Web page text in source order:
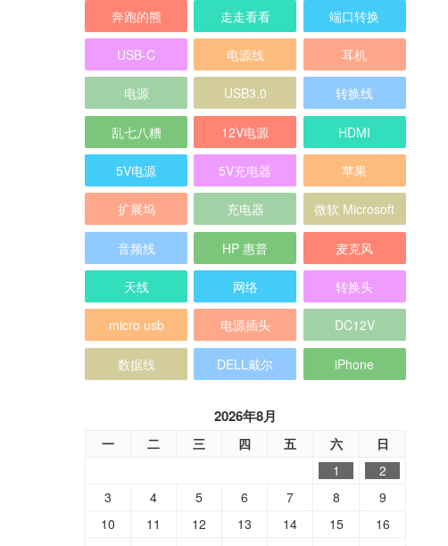
奔跑的熊 走走看看 端口转换
USB-C 电源线 耳机
电源 USB3.0 转换线
乱七八糟 12V电源 HDMI
5V电源 5V充电器 苹果
扩展坞 充电器 微软 Microsoft
音频线 HP 惠普 麦克风
天线 网络 转换头
micro usb 电源插头 DC12V
数据线 DELL戴尔 iPhone
2026年8月
一 二 三 四 五 六
日
1
2
3
4 5 6 7 8
9
10
11 12 13 14 15
16